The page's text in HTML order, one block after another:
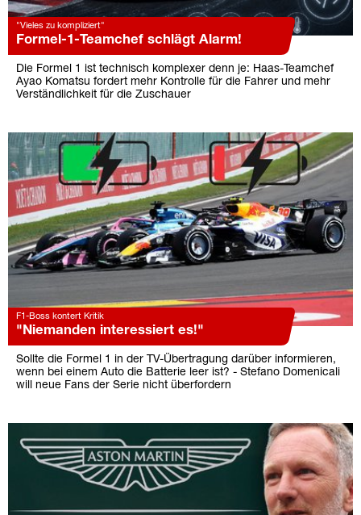
"Vieles zu kompliziert"
Formel-1-Teamchef schlägt Alarm!
Die Formel 1 ist technisch komplexer denn je: Haas-Teamchef
Ayao Komatsu fordert mehr Kontrolle für die Fahrer und mehr
Verständlichkeit für die Zuschauer
F1-Boss kontert Kritik
"Niemanden interessiert es!"
Sollte die Formel 1 in der TV-Übertragung darüber informieren,
wenn bei einem Auto die Batterie leer ist? - Stefano Domenicali
will neue Fans der Serie nicht überfordern